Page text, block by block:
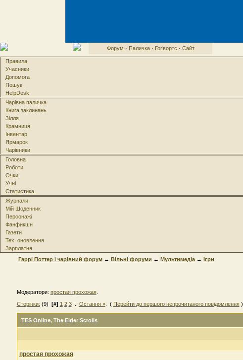
Форум · Паличка· Гоґвортс · Сайт
Правила
Учасники
Допомога
Пошук
HelpDesk
Чарівна паличка
Книга заклинань
Зілля
Крамниця
Інвентар
Ярмарок
Чарівники
Головна
Роботи
Очки
Учні
Статистика
Журнали
Мій Щоденник
Персонажі
Фанфикшн
Газети
Тех. оновлення
Зарплатня
Гаррі Поттер і чарівний форум→ Вільні форуми → Мультимедіа→ Ігри
Модератори: простая прохожая.
Сторінки: (9) [#] 1 2 3... Остання ». ( Перейти до першого непрочитаного повідомлення)
TES Online, The Elder Scrolls
простая прохожая